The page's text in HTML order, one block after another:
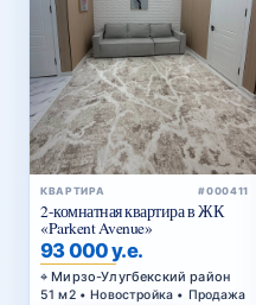
КВАРТИРА #000411
2-комнатная квартира в ЖК
«Parkent Avenue»
93 000 у.е.
Мирзо-Улугбекский район
51 м2 • Новостройка • Продажа